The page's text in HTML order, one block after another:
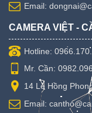
Email:
CAMERA VIỆT -
Hotline:
Mr. Cần:
14 Lê Hồng
Email: